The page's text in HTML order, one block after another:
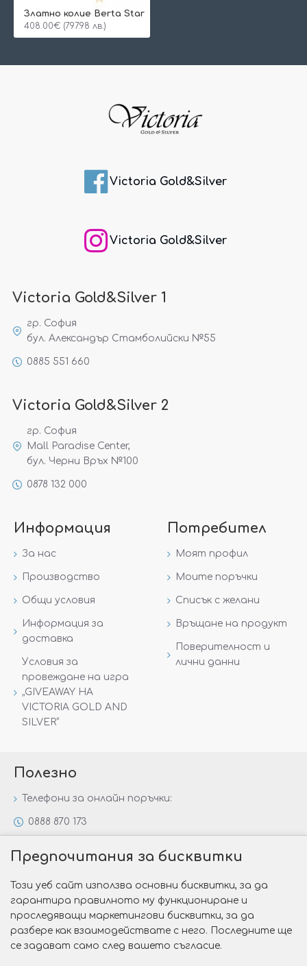
Златно колие Berta Star
408.00€ (797.98 лв.)
Victoria Gold&Silver
Victoria Gold&Silver
Victoria Gold&Silver 1
гр. София
бул. Александър Стамболийски №55
0885 551 660
Victoria Gold&Silver 2
гр. София
Mall Paradise Center,
бул. Черни Връх №100
0878 132 000
Информация
За нас
Производство
Общи условия
Информация за
доставка
Условия за
провеждане на игра
„GIVEAWAY НА
VICTORIA GOLD AND
SILVER“
Потребител
Моят профил
Моите поръчки
Списък с желани
Връщане на продукт
Поверителност и
лични данни
Полезно
Телефони за онлайн поръчки:
0888 870 173
Специални предложения
Защо да изберете Victoria Gold&Silver?
Как да изберем годежен пръстен?
Предпочитания за бисквитки
Този уеб сайт използва основни бисквитки, за да
гарантира правилното му функциониране и
проследяващи маркетингови бисквитки, за да
разбере как взаимодействате с него. Последните ще
се задават само след вашето съгласие.